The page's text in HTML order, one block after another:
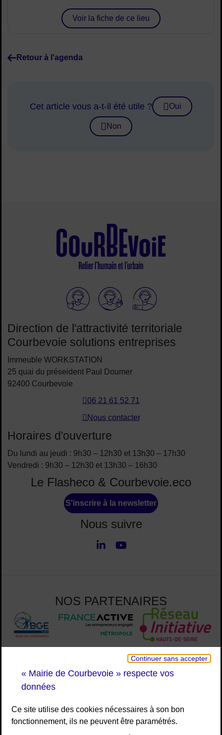
Continuer sans accepter
« Mairie de Courbevoie » respecte vos
données
Ce site utilise des cookies nécessaires à son bon
fonctionnement, ils ne peuvent être paramétrés.
Voir la fiche de ce lieu
Retour à l'agenda
Cet article vous a-t-il été utile ? Oui
Non
Elioz
Direction de l'attractivité territoriale
Courbevoie solutions entreprises
Immeuble WORKSTATION
25 quai du préseident Paul Doumer
92400 Courbevoie
06 21 61 52 71
Nous contacter
Horaires d'ouverture
Du lundi au jeudi : 9h30 – 12h30 et 13h30 – 17h30
Vendredi : 9h30 – 12h30 et 13h30 – 16h30
Le Flasheco & Courbevoie.eco
S'inscrire à la newsletter
Nous suivre
Nous suivre
NOS PARTENAIRES